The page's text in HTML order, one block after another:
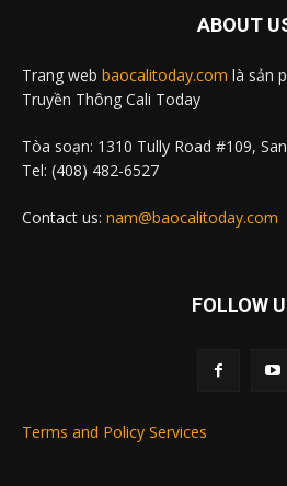
ABOUT
Trang web baocalitoday.com là sản
Truyền Thông Cali Today
Tòa soạn: 1310 Tully Road #109,
Tel: (408) 482-6527
Contact us: nam@baocalitoday.com
FOLLOW
Terms and Policy Services